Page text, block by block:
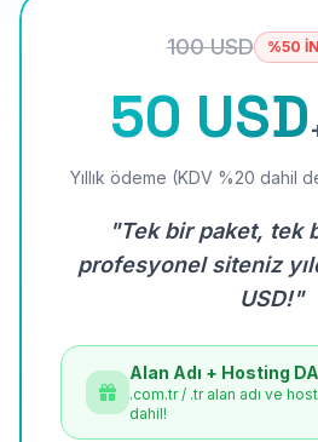
100 USD %50
50 USD
Yıllık ödeme (KDV %20 dahil
"Tek bir paket, tek
profesyonel siteniz
USD!"
Alan Adı + Hosting
.com.tr / .tr alan adı ve
dahil!